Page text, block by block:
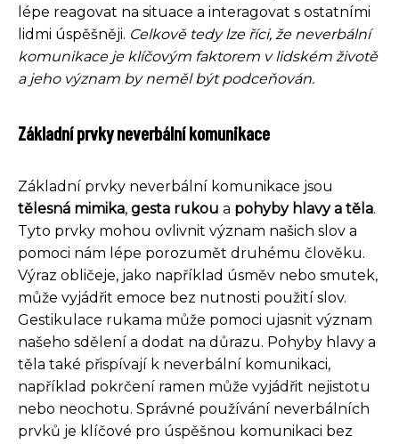
lépe reagovat na situace a interagovat s ostatními
lidmi úspěšněji. Celkově tedy lze říci, že neverbální
komunikace je klíčovým faktorem v lidském životě
a jeho význam by neměl být podceňován.
Základní prvky neverbální komunikace
Základní prvky neverbální komunikace jsou
tělesná mimika, gesta rukou a pohyby hlavy a těla.
Tyto prvky mohou ovlivnit význam našich slov a
pomoci nám lépe porozumět druhému člověku.
Výraz obličeje, jako například úsměv nebo smutek,
může vyjádřit emoce bez nutnosti použití slov.
Gestikulace rukama může pomoci ujasnit význam
našeho sdělení a dodat na důrazu. Pohyby hlavy a
těla také přispívají k neverbální komunikaci,
například pokrčení ramen může vyjádřit nejistotu
nebo neochotu. Správné používání neverbálních
prvků je klíčové pro úspěšnou komunikaci bez